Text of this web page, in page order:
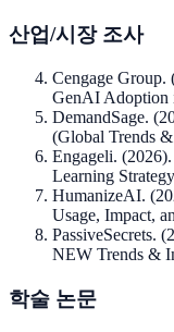
산업/시장 조사
Cengage
GenAI Adoption
DemandSage.
(Global Trends &
Engageli.
Learning
HumanizeAI.
Usage, Impact,
PassiveSecrets.
NEW Trends &
학술 논문